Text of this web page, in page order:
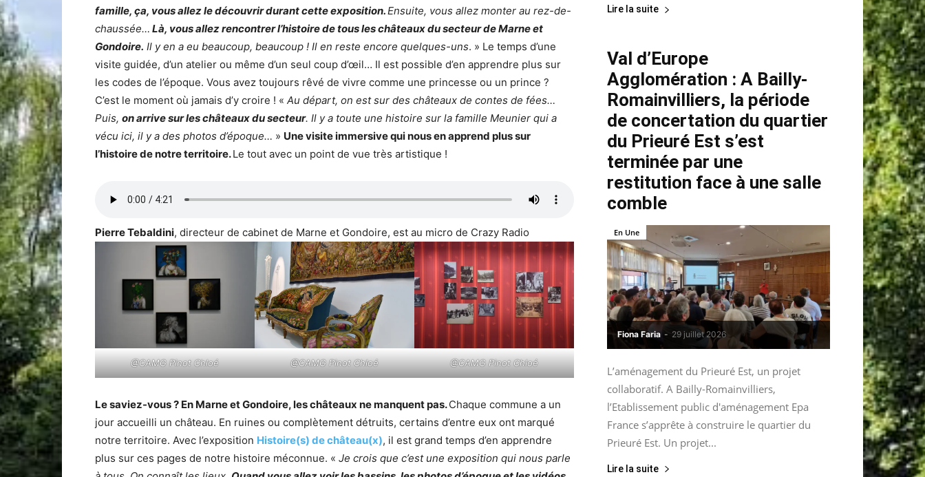
famille, ça, vous allez le découvrir durant cette exposition.Ensuite, vous allez monter au rez-de-
chaussée… Là, vous allez rencontrer l’histoire de tous les châteaux du secteur de Marne et
Gondoire. Il y en a eu beaucoup, beaucoup ! Il en reste encore quelques-uns. » Le temps d’une
visite guidée, d’un atelier ou même d’un seul coup d’œil… Il est possible d’en apprendre plus sur
les codes de l’époque. Vous avez toujours rêvé de vivre comme une princesse ou un prince ?
C’est le moment où jamais d’y croire ! « Au départ, on est sur des châteaux de contes de fées…
Puis, on arrive sur les châteaux du secteur. Il y a toute une histoire sur la famille Meunier qui a
vécu ici, il y a des photos d’époque… » Une visite immersive qui nous en apprend plus sur
l’histoire de notre territoire.Le tout avec un point de vue très artistique !
Pierre Tebaldini, directeur de cabinet de Marne et Gondoire, est au micro de Crazy Radio
@CAMG Pinot Chloé @CAMG Pinot Chloé @CAMG Pinot Chloé
Le saviez-vous ? En Marne et Gondoire, les châteaux ne manquent pas.Chaque commune a un
jour accueilli un château. En ruines ou complètement détruits, certains d’entre eux ont marqué
notre territoire. Avec l’exposition Histoire(s) de château(x), il est grand temps d’en apprendre
plus sur ces pages de notre histoire méconnue. « Je crois que c’est une exposition qui nous parle
Lire la suite
Val d’Europe
Agglomération : A Bailly-
Romainvilliers, la période
de concertation du quartier
du Prieuré Est s’est
terminée par une
restitution face à une salle
comble
Fiona Faria - 29 juillet 2026
En Une
L’aménagement du Prieuré Est, un projet
collaboratif. A Bailly-Romainvilliers,
l’Etablissement public d'aménagement Epa
France s’apprête à construire le quartier du
Prieuré Est. Un projet...
Lire la suite